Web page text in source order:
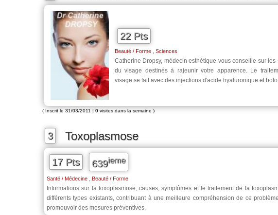
22 Pts
Beauté / Forme , Sciences
Catherine Dropsy, médecin esthétique vous conseille sur les
du visage destinés à rajeunir votre apparence. Le
visage se fait avec des injections d'acide hyaluronique et
( Inscrit le 31/03/2011 | 0 visites dans la semaine )
3 Toxoplasmose
17 Pts 639ieme
Santé / Médecine Beauté / Forme
Informations sur la toxoplasmose, causes, symptômes et le traitement de la
différents types existants, contribuant à une meilleure compréhension de ce
promouvoir des mesures préventives.